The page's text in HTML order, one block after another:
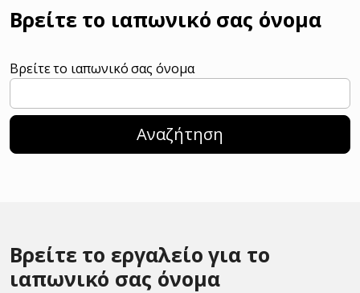
Βρείτε το ιαπωνικό σας όνομα
Βρείτε το ιαπωνικό σας όνομα
Αναζήτηση
Βρείτε το εργαλείο για το
ιαπωνικό σας όνομα